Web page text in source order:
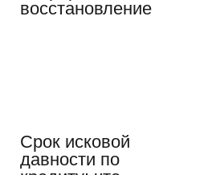
восстановление
Срок исковой
давности по